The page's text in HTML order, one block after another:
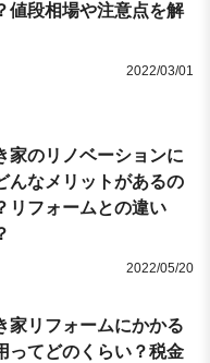
値段相場や注意点を解
2022/03/01
家のリノベーションに
んなメリットがあるの
リフォームとの違い
2022/05/20
家リフォームにかかる
ってどのくらい？税金